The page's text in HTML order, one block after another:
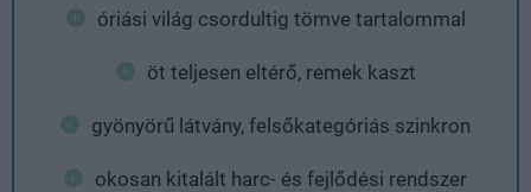
óriási világ csordultig tömve tartalommal
öt teljesen eltérő, remek kaszt
gyönyörű látvány, felsőkategóriás szinkron
okosan kitalált harc- és fejlődési rendszer